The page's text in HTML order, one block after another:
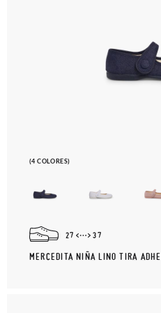
En caso de que no quieras
serán gratuitas, ¡no tienes que
(4 COLORES)
27 37
MERCEDITA NIÑA LINO TIRA